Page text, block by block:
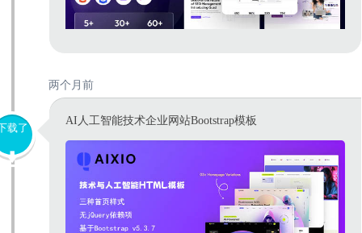
两个月前
载了
AI人工智能技术企业网站Bootstrap模板